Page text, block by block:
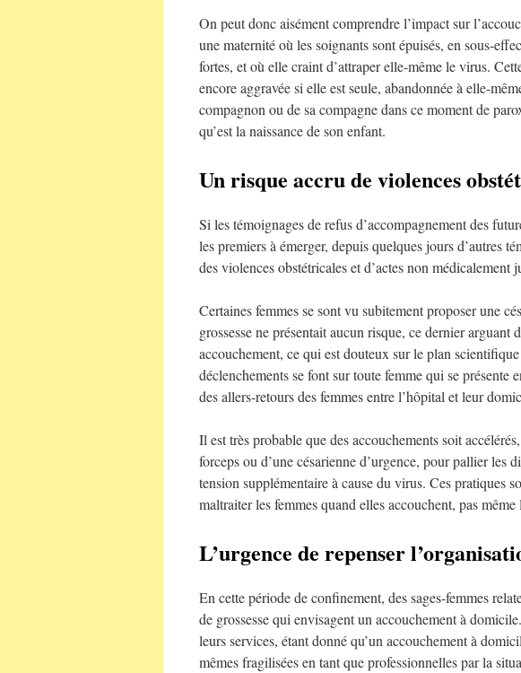
On peut donc aisément comprendre l’impact sur
une maternité où les soignants sont épuisés, en sous-
fortes, et où elle craint d’attraper elle-même le virus.
encore aggravée si elle est seule, abandonnée à elle-
compagnon ou de sa compagne dans ce moment de
qu’est la naissance de son enfant.
Un risque accru de violences
Si les témoignages de refus d’accompagnement des
les premiers à émerger, depuis quelques jours d’autres
des violences obstétricales et d’actes non médicalement
Certaines femmes se sont vu subitement proposer une
grossesse ne présentait aucun risque, ce dernier arguant
accouchement, ce qui est douteux sur le plan
déclenchements se font sur toute femme qui se présente
des allers-retours des femmes entre l’hôpital et leur
Il est très probable que des accouchements soit
forceps ou d’une césarienne d’urgence, pour pallier les
tension supplémentaire à cause du virus. Ces pratiques
maltraiter les femmes quand elles accouchent, pas
L’urgence de repenser
En cette période de confinement, des sages-femmes
de grossesse qui envisagent un accouchement à
leurs services, étant donné qu’un accouchement à
mêmes fragilisées en tant que professionnelles par la